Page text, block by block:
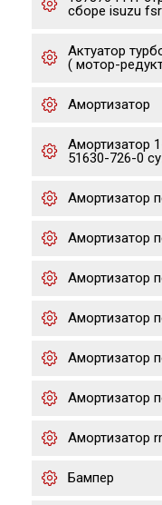
сборе isuzu
Актуатор
( мотор-
Амортизатор
Амортизатор
51630-726-0
Амортизатор
Амортизатор
Амортизатор
Амортизатор
Амортизатор
Амортизатор
Амортизатор
Бампер